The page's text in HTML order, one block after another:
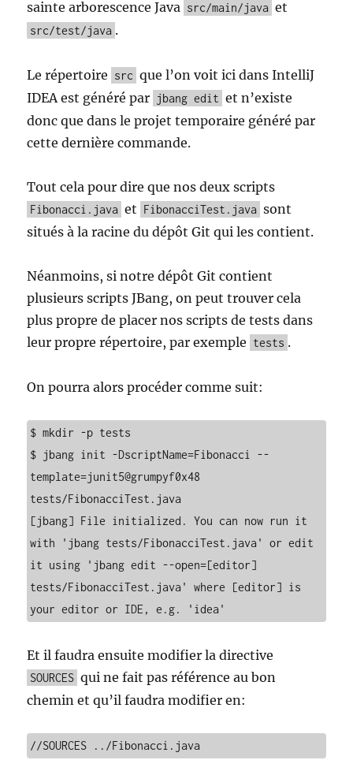
sainte arborescence Java src/main/java et
src/test/java .
Le répertoire src que l’on voit ici dans IntelliJ
IDEA est généré par jbang edit et n’existe
donc que dans le projet temporaire généré par
cette dernière commande.
Tout cela pour dire que nos deux scripts
Fibonacci.java et FibonacciTest.java sont
situés à la racine du dépôt Git qui les contient.
Néanmoins, si notre dépôt Git contient
plusieurs scripts JBang, on peut trouver cela
plus propre de placer nos scripts de tests dans
leur propre répertoire, par exemple tests .
On pourra alors procéder comme suit:
$ mkdir -p tests
$ jbang init -DscriptName=Fibonacci --
template=junit5@grumpyf0x48
tests/FibonacciTest.java
[jbang] File initialized. You can now run it
with 'jbang tests/FibonacciTest.java' or edit
it using 'jbang edit --open=[editor]
tests/FibonacciTest.java' where [editor] is
your editor or IDE, e.g. 'idea'
Et il faudra ensuite modifier la directive
SOURCES qui ne fait pas référence au bon
chemin et qu’il faudra modifier en:
//SOURCES ../Fibonacci.java